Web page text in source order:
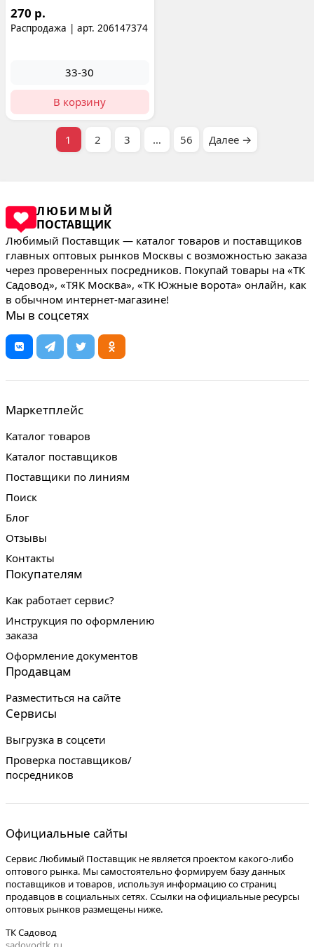
270 р.
Распродажа | арт. 206147374
33-30
В корзину
1 2 3 … 56 Далее →
ЛЮБИМЫЙ
ПОСТАВЩИК
Любимый Поставщик — каталог товаров и поставщиков
главных оптовых рынков Москвы с возможностью заказа
через проверенных посредников. Покупай товары на «ТК
Садовод», «ТЯК Москва», «ТК Южные ворота» онлайн, как
в обычном интернет-магазине!
Мы в соцсетях
Маркетплейс
Каталог товаров
Каталог поставщиков
Поставщики по линиям
Поиск
Блог
Отзывы
Контакты
Покупателям
Как работает сервис?
Инструкция по оформлению
заказа
Оформление документов
Продавцам
Разместиться на сайте
Сервисы
Выгрузка в соцсети
Проверка поставщиков/
посредников
Официальные сайты
Сервис Любимый Поставщик не является проектом какого-либо
оптового рынка. Мы самостоятельно формируем базу данных
поставщиков и товаров, используя информацию со страниц
продавцов в социальных сетях. Ссылки на официальные ресурсы
оптовых рынков размещены ниже.
ТК Садовод